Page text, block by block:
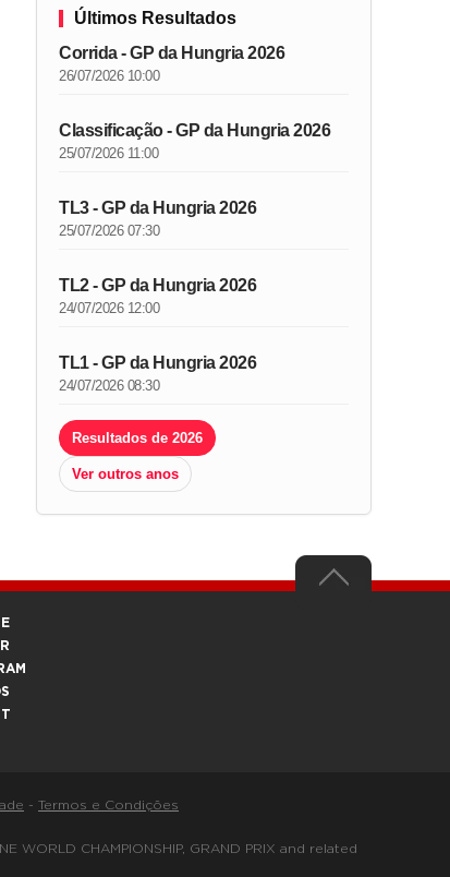
Últimos Resultados
Corrida - GP da Hungria 2026
26/07/2026 10:00
Classificação - GP da Hungria 2026
25/07/2026 11:00
TL3 - GP da Hungria 2026
25/07/2026 07:30
TL2 - GP da Hungria 2026
24/07/2026 12:00
TL1 - GP da Hungria 2026
24/07/2026 08:30
Resultados de 2026
Ver outros anos
- Termos e Condições
CHAMPIONSHIP, GRAND PRIX and related